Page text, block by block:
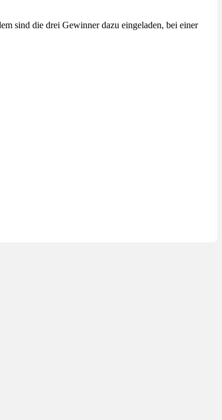
sind die drei Gewinner dazu eingeladen, bei einer